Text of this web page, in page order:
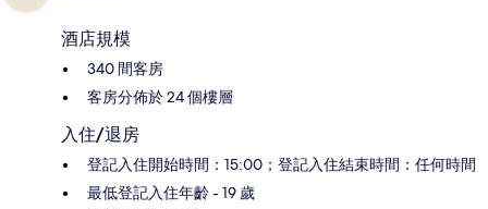
酒店規模
340 間客房
客房分佈於 24 個樓層
入住/退房
登記入住開始時間：15:00；登記入住結束時間：任何時間
最低登記入住年齡 - 19 歲